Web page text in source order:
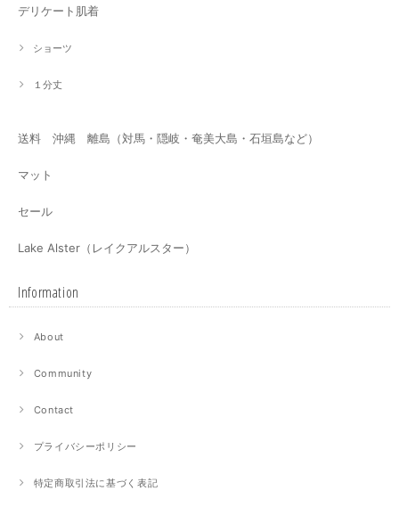
デリケート肌着
ショーツ
１分丈
送料 沖縄 離島（対馬・隠岐・奄美大島・石垣島など）
マット
セール
Lake Alster（レイクアルスター）
Information
About
Community
Contact
プライバシーポリシー
特定商取引法に基づく表記